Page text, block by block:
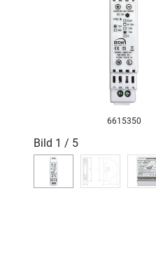
6615350
Bild 1 / 5